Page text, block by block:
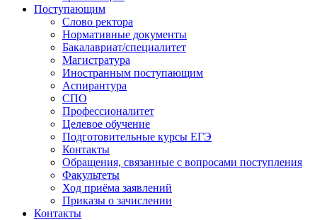
Поступающим
Слово ректора
Нормативные документы
Бакалавриат/специалитет
Магистратура
Иностранным поступающим
Аспирантура
СПО
Профессионалитет
Целевое обучение
Подготовительные курсы ЕГЭ
Контакты
Обращения, связанные с вопросами поступления
Факультеты
Ход приёма заявлений
Приказы о зачислении
Контакты